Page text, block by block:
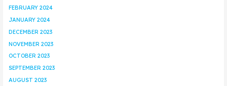
FEBRUARY 2024
JANUARY 2024
DECEMBER 2023
NOVEMBER 2023
OCTOBER 2023
SEPTEMBER 2023
AUGUST 2023